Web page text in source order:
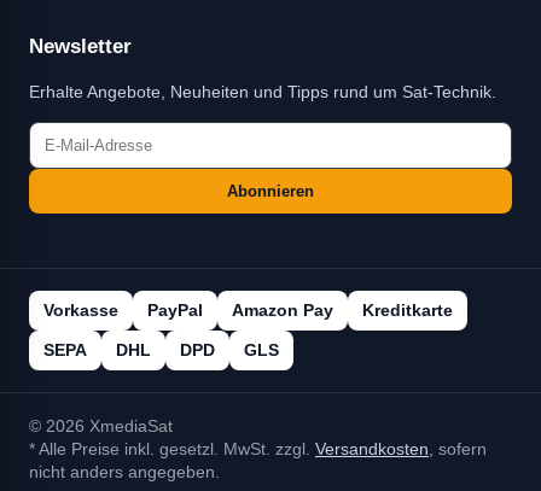
Newsletter
Erhalte Angebote, Neuheiten und Tipps rund um Sat-Technik.
Abonnieren
Vorkasse PayPal Amazon Pay Kreditkarte
SEPA DHL DPD GLS
© 2026 XmediaSat
* Alle Preise inkl. gesetzl. MwSt. zzgl. Versandkosten , sofern
nicht anders angegeben.